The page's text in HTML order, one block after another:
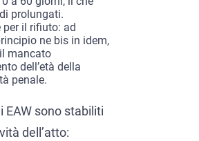
prolungati.
il rifiuto: ad
ne bis in idem,
mancato
dell’età della
penale.
EAW sono stabiliti
dell’atto: